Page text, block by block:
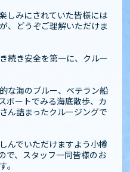
しみにされていた皆様には
、どうぞご理解いただけま
続き安全を第一に、クルー
な海のブルー、ベテラン船
ボートでみる海底散歩、カ
ん詰まったクルージングで
んでいただけますよう小樽
で、スタッフ一同皆様のお
。